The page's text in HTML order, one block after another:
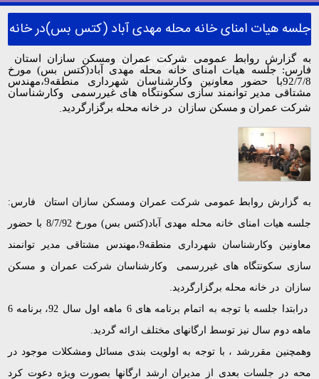
جلسه هیات امنای خانه محله مهدی آباد (کتس بس)در خانه
محله برگزار گردید
به گزارش روابط عمومی شرکت عمران ومسکن سازان استان
فارس: جلسه هیات امنای خانه محله مهدی آباد(کتس بس) مورخ
92/7/8با حضور معاونین وکارشناسان شهرداری منطقه9،مهندس
مشتاقی مدیر توانمند سازی سکونتگاه های غیررسمی وکارشناسان
شرکت عمران و مسکن سازان در خانه محله برگزارگردید.
به گزارش روابط عمومی شرکت عمران ومسکن سازان استان فارس:
جلسه هیات امنای خانه محله مهدی آباد(کتس بس) مورخ 8/7/92 با حضور
معاونین وکارشناسان شهرداری منطقه9،مهندس مشتاقی مدیر توانمند
سازی سکونتگاه های غیررسمی وکارشناسان شرکت عمران و مسکن
سازان در خانه محله برگزارگردید.
درابتدا جلسه با توجه به اتمام برنامه های 6 ماهه اول سال 92، برنامه 6
ماهه دوم سال نیز توسط ارگانهای مختلف ارائه گردید.
وهمچنین مقررشد ، با توجه به اولویت بندی مسائل ومشکلات موجود در
محه در جلسات بعدی از مدیران ارشد ارگانها بصورت ویژه دعوت کرد